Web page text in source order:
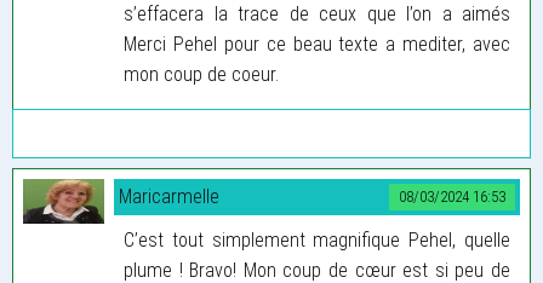
s’effacera la trace de ceux que l’on a aimés
Merci Pehel pour ce beau texte a mediter, avec
mon coup de coeur.
08/03/2024 16:53
Maricarmelle
C’est tout simplement magnifique Pehel, quelle
plume ! Bravo! Mon coup de cœur est si peu de